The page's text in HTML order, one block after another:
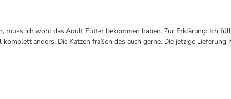
muss ich wohl das Adult Futter bekommen haben. Zur Erklärung: Ich
anders. Die Katzen fraßen das auch gerne. Die jetzige